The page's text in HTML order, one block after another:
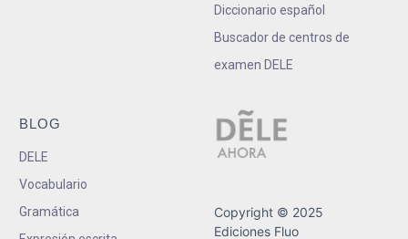
Diccionario español
Buscador de centros de
examen DELE
BLOG
DELE
Vocabulario
Gramática
Copyright © 2025
Ediciones Fluo